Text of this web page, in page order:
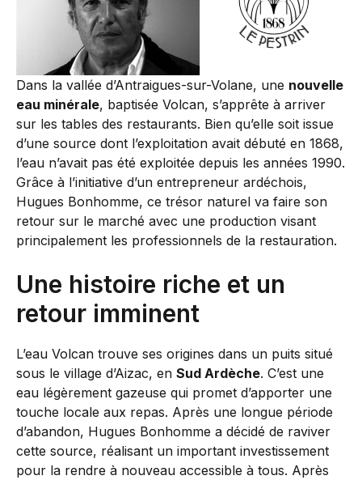
Dans la vallée d’Antraigues-sur-Volane, une nouvelle
eau minérale, baptisée Volcan, s’apprête à arriver
sur les tables des restaurants. Bien qu’elle soit issue
d’une source dont l’exploitation avait débuté en 1868,
l’eau n’avait pas été exploitée depuis les années 1990.
Grâce à l’initiative d’un entrepreneur ardéchois,
Hugues Bonhomme, ce trésor naturel va faire son
retour sur le marché avec une production visant
principalement les professionnels de la restauration.
Une histoire riche et un
retour imminent
L’eau Volcan trouve ses origines dans un puits situé
sous le village d’Aizac, en Sud Ardèche. C’est une
eau légèrement gazeuse qui promet d’apporter une
touche locale aux repas. Après une longue période
d’abandon, Hugues Bonhomme a décidé de raviver
cette source, réalisant un important investissement
pour la rendre à nouveau accessible à tous. Après